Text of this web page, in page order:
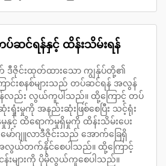
င်ရန်နှင့် ထိန်းသိမ်းရန်
ဇိုင်းထုတ်ထားသော ကျွန်ုပ်တို့၏
ောင်းစနစ်များသည် တပ်ဆင်ရန် အလွန်
ရန်လည်း လွယ်ကူပါသည်။ ထို့ကြောင့် တပ်
ရှုံးမှုကို အနည်းဆုံးဖြစ်စေပြီး သင့်ရုံး
င့် ထိရောက်မှုရှိမှုကို ထိန်းသိမ်းပေး
ော်ဂျူလာဒီဇိုင်းသည် အောက်ခြေရှိ
အလွယ်တက်နိုင်စေပါသည်။ ထို့ကြောင့်
းများကို ပိုမိုလွယ်ကူစေပါသည်။